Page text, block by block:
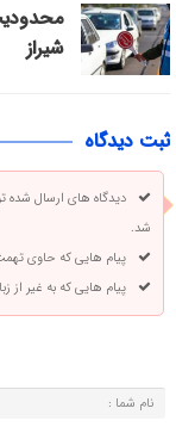
شیراز
ثبت دیدگاه
دیدگاه های ارسال
شد.
پیام هایی که حاوی
پیام هایی که به غیر از